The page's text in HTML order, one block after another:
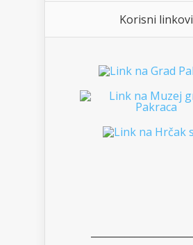
Korisni linkovi